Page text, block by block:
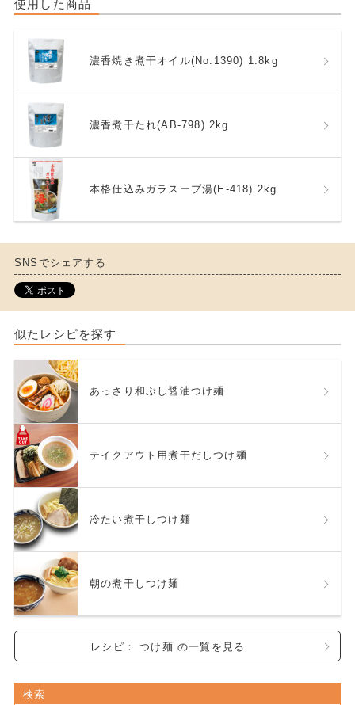
使用した商品
濃香焼き煮干オイル(No.1390) 1.8kg
濃香煮干たれ(AB-798) 2kg
本格仕込みガラスープ湯(E-418) 2kg
SNSでシェアする
似たレシピを探す
あっさり和ぶし醤油つけ麺
テイクアウト用煮干だしつけ麺
冷たい煮干しつけ麺
朝の煮干しつけ麺
レシピ： つけ麺 の一覧を見る
検索